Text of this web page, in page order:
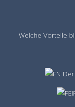
Welche Vorteile